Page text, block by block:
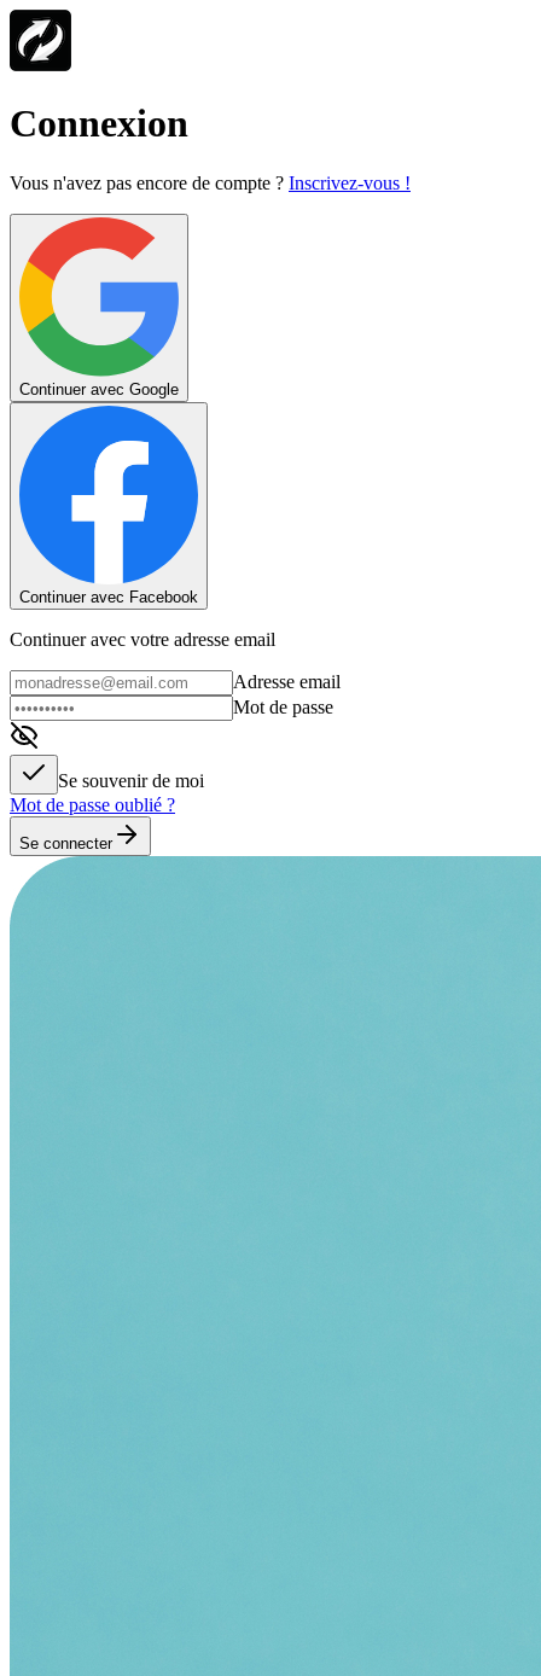
Connexion
Vous n'avez pas encore de compte ? Inscrivez-vous !
Continuer avec Google
Continuer avec Facebook
Continuer avec votre adresse email
Adresse email
Mot de passe
Se souvenir de moi
Mot de passe oublié ?
Se connecter